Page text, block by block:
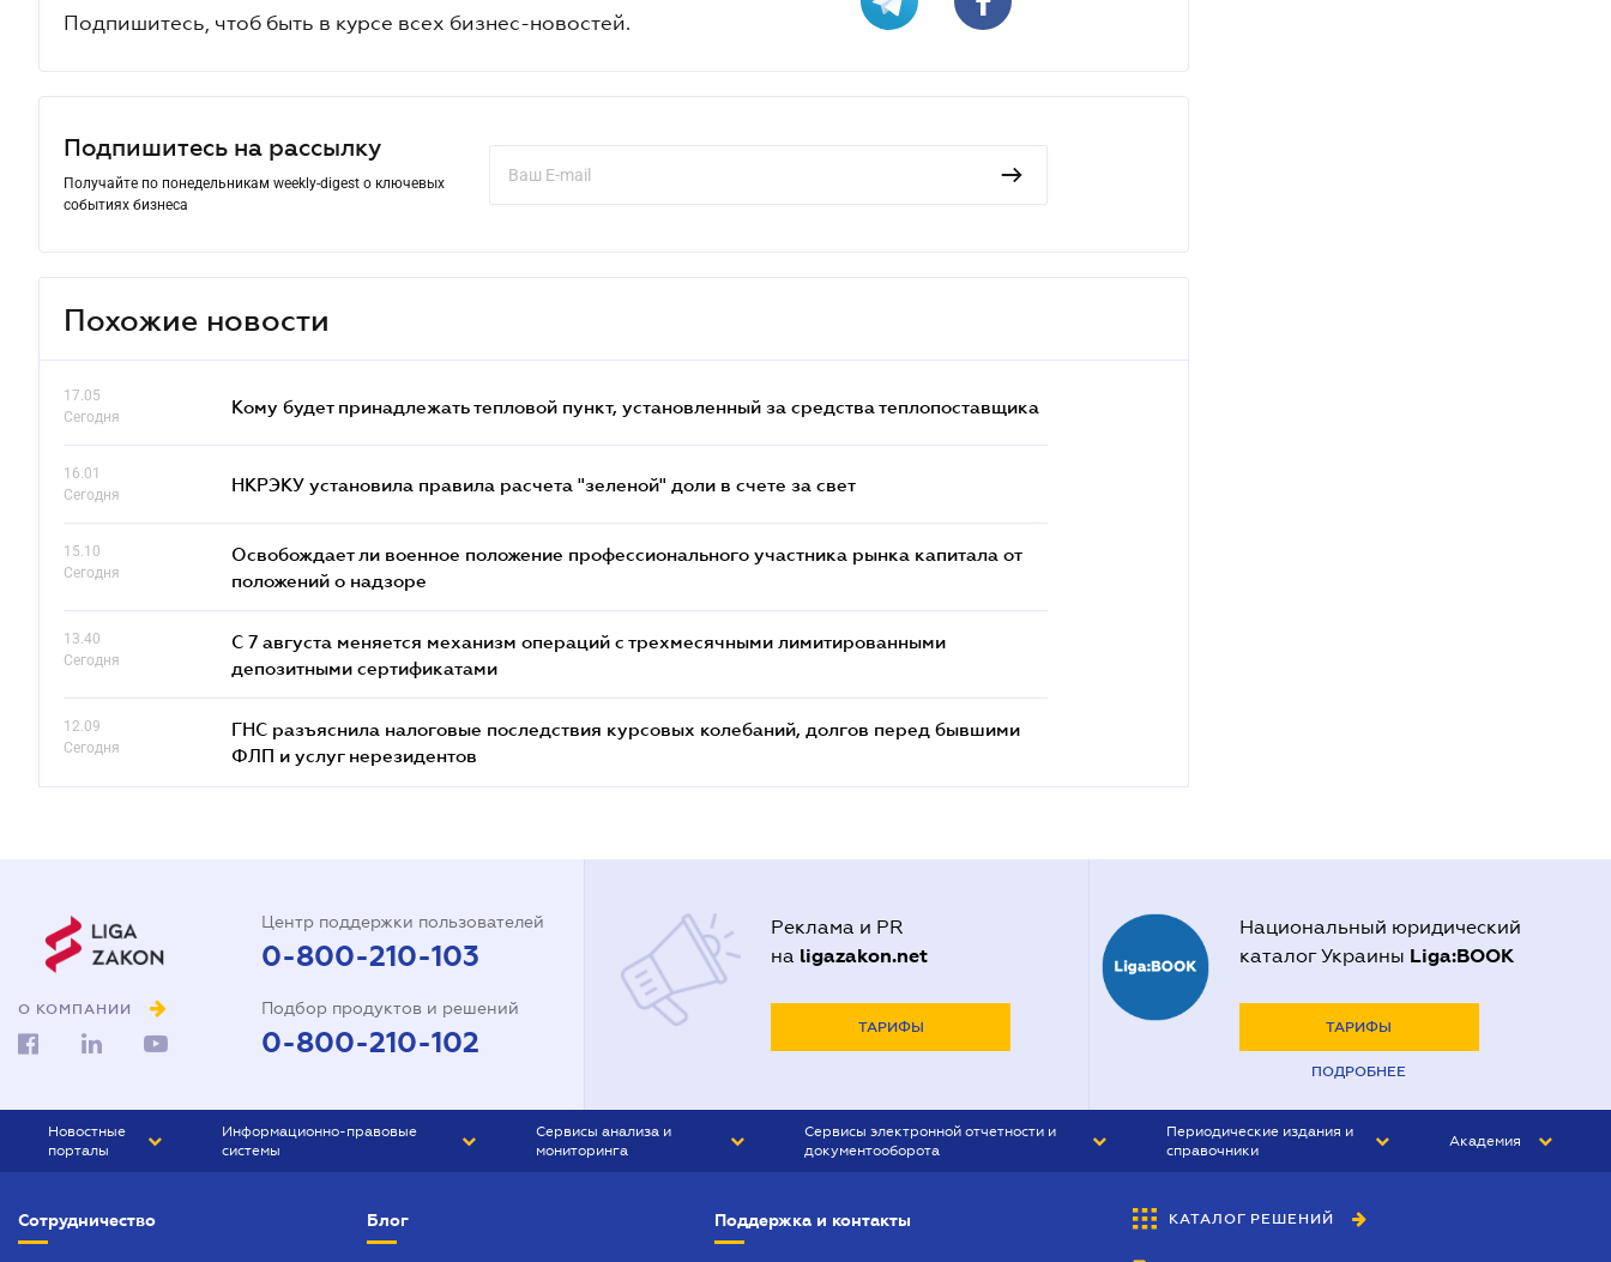
Подпишитесь, чтоб быть в курсе всех бизнес-новостей.
Подпишитесь на рассылку
Получайте по понедельникам weekly-digest о ключевых
событиях бизнеса
Похожие новости
17.05
Сегодня
Кому будет принадлежать тепловой пункт, установленный за средства теплопоставщика
16.01
Сегодня
НКРЭКУ установила правила расчета "зеленой" доли в счете за свет
15.10
Сегодня
Освобождает ли военное положение профессионального участника рынка капитала от
положений о надзоре
13.40
Сегодня
С 7 августа меняется механизм операций с трехмесячными лимитированными
депозитными сертификатами
12.09
Сегодня
ГНС разъяснила налоговые последствия курсовых колебаний, долгов перед бывшими
ФЛП и услуг нерезидентов
О КОМПАНИИ
Центр поддержки пользователей
0-800-210-103
Подбор продуктов и решений
0-800-210-102
Реклама и PR
на ligazakon.net
ТАРИФЫ
Национальный юридический
каталог Украины Liga:BOOK
ТАРИФЫ
ПОДРОБНЕЕ
Новостные
порталы
БИЗНЕС
Информационно-правовые
системы
Сервисы анализа и
мониторинга
Сервисы электронной отчетности и
документооборота
Периодические издания и
справочники
БУХГАЛТЕР&ЗАКОН
Академия
Сотрудничество Блог Поддержка и контакты КАТАЛОГ РЕШЕНИЙ